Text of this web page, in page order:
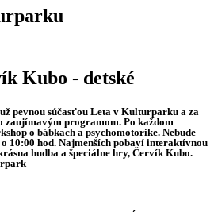
Kubo - detské
pevnou súčasťou Leta v Kulturparku a za
zaujímavým programom. Po každom
o bábkach a psychomotorike. Nebude
10:00 hod. Najmenších pobaví interaktívnou
hudba a špeciálne hry, Červík Kubo.